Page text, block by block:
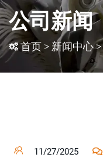
公司新闻
首页 > 新闻中心>
11/27/2025